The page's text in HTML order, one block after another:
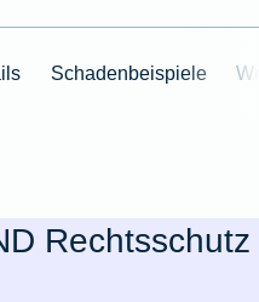
Schadenbeispiele
Rechtsschutz